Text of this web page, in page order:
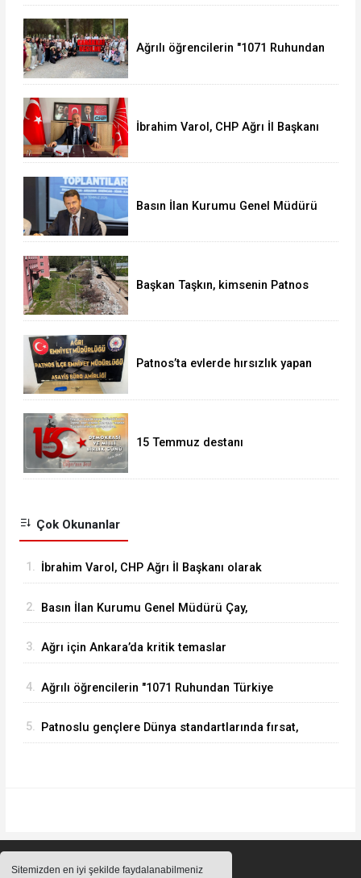
Sitemizden en iyi şekilde faydalanabilmeniz
Ağrılı öğrencilerin "1071 Ruhundan
İbrahim Varol, CHP Ağrı İl Başkanı
Basın İlan Kurumu Genel Müdürü
Başkan Taşkın, kimsenin Patnos
Patnos’ta evlerde hırsızlık yapan
15 Temmuz destanı
Çok Okunanlar
1. İbrahim Varol, CHP Ağrı İl Başkanı olarak
2. Basın İlan Kurumu Genel Müdürü Çay,
3. Ağrı için Ankara’da kritik temaslar
4. Ağrılı öğrencilerin "1071 Ruhundan Türkiye
5. Patnoslu gençlere Dünya standartlarında fırsat,